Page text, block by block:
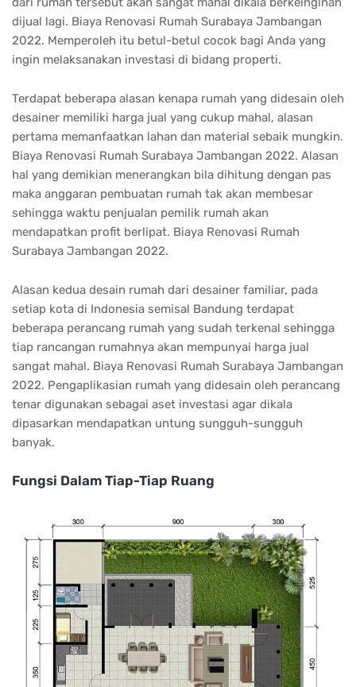
dijual lagi. Biaya Renovasi Rumah Surabaya Jambangan
2022. Memperoleh itu betul-betul cocok bagi Anda yang
ingin melaksanakan investasi di bidang properti.
Terdapat beberapa alasan kenapa rumah yang didesain oleh
desainer memiliki harga jual yang cukup mahal, alasan
pertama memanfaatkan lahan dan material sebaik mungkin.
Biaya Renovasi Rumah Surabaya Jambangan 2022. Alasan
hal yang demikian menerangkan bila dihitung dengan pas
maka anggaran pembuatan rumah tak akan membesar
sehingga waktu penjualan pemilik rumah akan
mendapatkan profit berlipat. Biaya Renovasi Rumah
Surabaya Jambangan 2022.
Alasan kedua desain rumah dari desainer familiar, pada
setiap kota di Indonesia semisal Bandung terdapat
beberapa perancang rumah yang sudah terkenal sehingga
tiap rancangan rumahnya akan mempunyai harga jual
sangat mahal. Biaya Renovasi Rumah Surabaya Jambangan
2022. Pengaplikasian rumah yang didesain oleh perancang
tenar digunakan sebagai aset investasi agar dikala
dipasarkan mendapatkan untung sungguh-sungguh
banyak.
Fungsi Dalam Tiap-Tiap Ruang